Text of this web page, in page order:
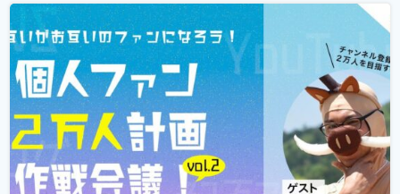
いのではないでしょうか？ 企業はどんどんAIに仕事を奪わ
れ、個人がいかに自...続きを読む